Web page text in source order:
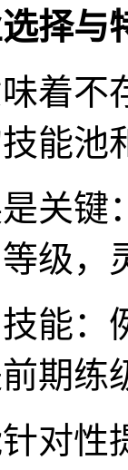
择与
着不
能池
关键
级，
能：
期练
对性